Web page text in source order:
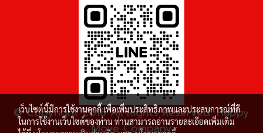
© Copyright 2016 All Rights Reserved. Happy
Move Company
เว็บไซต์นี้มีการใช้งานคุกกี้ เพื่อเพิ่มประสิทธิภาพและประสบการณ์ที่ดี
ในการใช้งานเว็บไซต์ของท่าน ท่านสามารถอ่านรายละเอียดเพิ่มเติม